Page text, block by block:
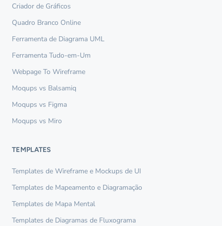
Criador de Gráficos
Quadro Branco Online
Ferramenta de Diagrama UML
Ferramenta Tudo-em-Um
Webpage To Wireframe
Moqups vs Balsamiq
Moqups vs Figma
Moqups vs Miro
TEMPLATES
Templates de Wireframe e Mockups de UI
Templates de Mapeamento e Diagramação
Templates de Mapa Mental
Templates de Diagramas de Fluxograma